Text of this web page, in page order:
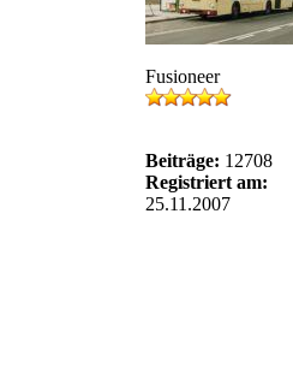
Fusioneer
Beiträge: 12708
Registriert am:
25.11.2007